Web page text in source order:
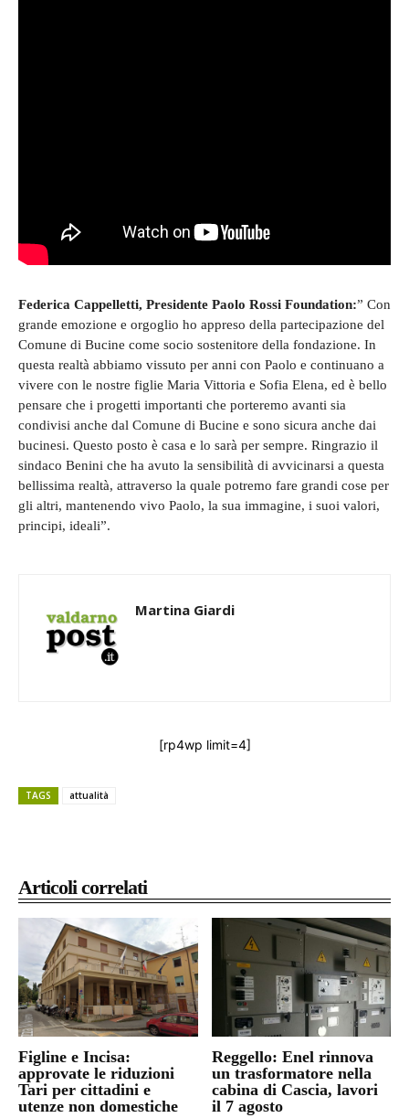
Articoli correlati
Figline e Incisa:
approvate le riduzioni
Tari per cittadini e
utenze non domestiche
Reggello: Enel rinnova
un trasformatore nella
cabina di Cascia, lavori
il 7 agosto
Federica Cappelletti, Presidente Paolo Rossi Foundation:” Con
grande emozione e orgoglio ho appreso della partecipazione del
Comune di Bucine come socio sostenitore della fondazione. In
questa realtà abbiamo vissuto per anni con Paolo e continuano a
vivere con le nostre figlie Maria Vittoria e Sofia Elena, ed è bello
pensare che i progetti importanti che porteremo avanti sia
condivisi anche dal Comune di Bucine e sono sicura anche dai
bucinesi. Questo posto è casa e lo sarà per sempre. Ringrazio il
sindaco Benini che ha avuto la sensibilità di avvicinarsi a questa
bellissima realtà, attraverso la quale potremo fare grandi cose per
gli altri, mantenendo vivo Paolo, la sua immagine, i suoi valori,
principi, ideali”.
Martina Giardi
[rp4wp limit=4]
TAGS attualità